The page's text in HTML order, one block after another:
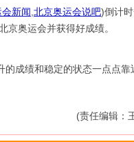
新闻 北京奥运会说吧)倒计
京奥运会并获得好成绩。
成绩和稳定的状态一点点靠
(责任编辑：